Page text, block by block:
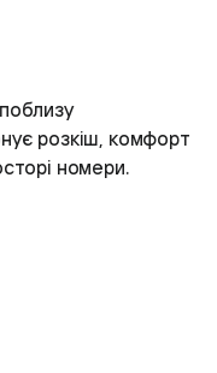
розкіш, комфорт
номери.